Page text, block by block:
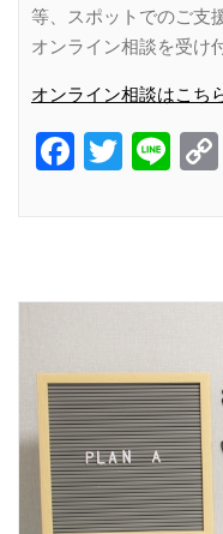
等、スポットでのご支
オンライン相談を受け
オンライン相談はこち
Facebook
Twitter
Line